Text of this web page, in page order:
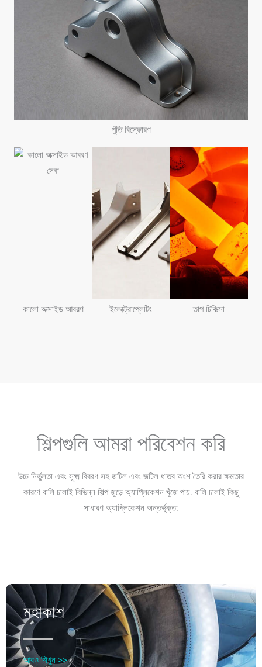
পুঁতি বিস্ফোরণ
কালো অক্সাইড আবরণ ইলেক্ট্রোপ্লেটিং তাপ চিকিত্সা
শিল্পগুলি আমরা পরিবেশন করি
উচ্চ নির্ভুলতা এবং সূক্ষ্ম বিবরণ সহ জটিল এবং জটিল ধাতব অংশ তৈরি করার ক্ষমতার
কারণে বালি ঢালাই বিভিন্ন শিল্প জুড়ে অ্যাপ্লিকেশন খুঁজে পায়. বালি ঢালাই কিছু
সাধারণ অ্যাপ্লিকেশন অন্তর্ভুক্ত:
মহাকাশ
আরও শিখুন >>